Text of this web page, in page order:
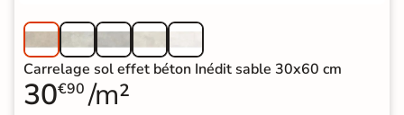
Carrelage sol effet béton Inédit sable 30x60 cm
30€90 /m²